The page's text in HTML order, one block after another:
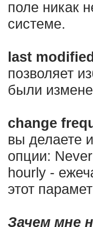
поле никак
системе.
last
позволяет
были
change
вы делаете
опции:
hourly -
этот
Зачем мне